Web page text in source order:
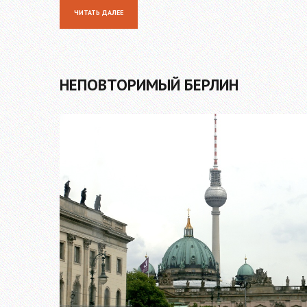
ЧИТАТЬ ДАЛЕЕ
НЕПОВТОРИМЫЙ БЕРЛИН